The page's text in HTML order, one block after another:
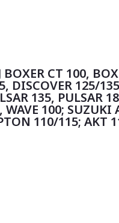
BOXER CT 100,
DISCOVER 125/
135, PULSAR
100; SUZUKI
110/115; AKT